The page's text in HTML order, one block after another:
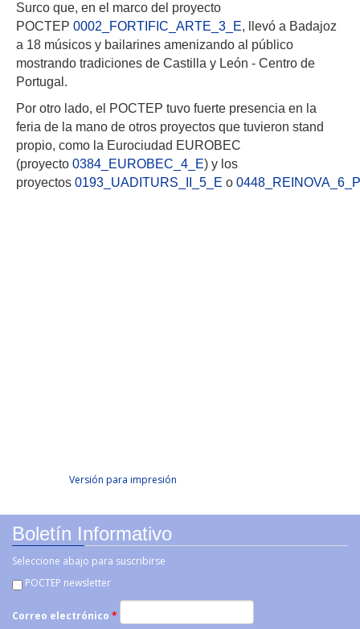
Surco que, en el marco del proyecto
POCTEP 0002_FORTIFIC_ARTE_3_E, llevó a Badajoz
a 18 músicos y bailarines amenizando al público
mostrando tradiciones de Castilla y León - Centro de
Portugal.
Por otro lado, el POCTEP tuvo fuerte presencia en la
feria de la mano de otros proyectos que tuvieron stand
propio, como la Eurociudad EUROBEC
(proyecto 0384_EUROBEC_4_E) y los
proyectos 0193_UADITURS_II_5_E o 0448_REINOVA_6_P
Facebook Like
Tweet Widget
Linkedin Share Button
Versión para impresión
Boletín Informativo
Seleccione abajo para suscribirse
POCTEP newsletter
Correo electrónico *